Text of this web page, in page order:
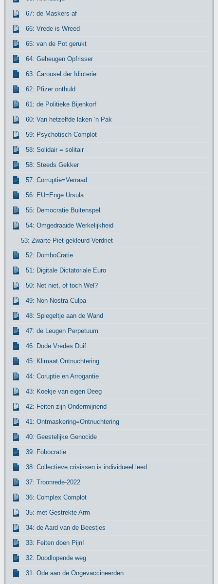
67: de Maskers af
66: Vrede is Wreed
65: van de Pot gerukt
64: Geheugen Opfrisser
63: Carousel der Idioterie
62: Pfizer onthuld
61: de Politieke Bijenkorf
60: Van hetzelfde laken ‘n Pak
59: Psychotisch Complot
58: Solidair = solitair
58: Steeds Gekker
57: Corruptie=Verraad
56: EU=Enge Ursula
55: Democratie Buitenspel
54: Omgedraaide Werkelijkheid
53: Zwarte Piet-gekleurd Verdriet
52: DomboCratie
51: Digitale Dictatoriale Euro
50: Net niet, of toch Wel?
49: Non Nostra Culpa
48: Spiegeltje aan de Wand
47: de Leugen Perpetuum
46: Dode Vredes Duif
45: Klimaat Ontnuchtering
44: Coruptie en Arrogantie
43: Koekje van eigen Deeg
42: Feiten zijn Ondermijnend
41: Ontmaskering=Ontnuchtering
40: Geestelijke Genocide
39: Fobocratie
38: Collectieve crisissen is individueel leed
37: Troonrede-2022
36: Complex Complot
35: met Gestrekte Arm
34: de Aard van de Beestjes
33: Feiten doen Pijn!
32: Doodlopende weg
31: Ode aan de Ongevaccineerden